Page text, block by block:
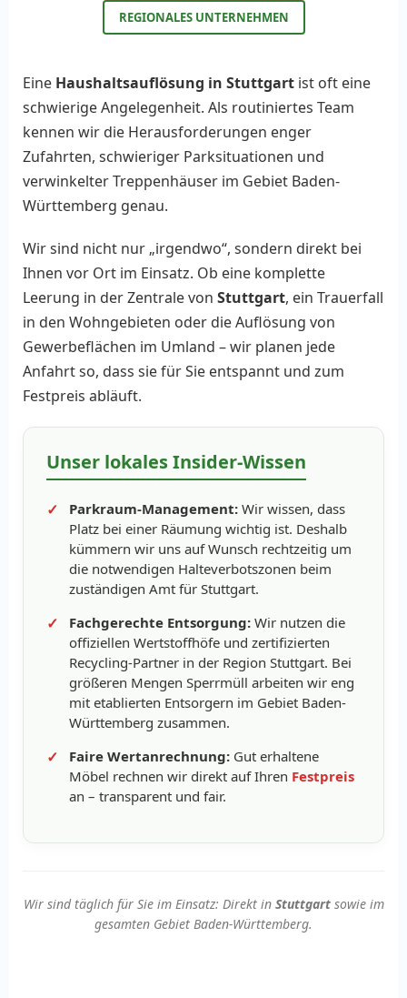
REGIONALES UNTERNEHMEN
Eine Haushaltsauflösung in Stuttgart ist oft eine
schwierige Angelegenheit. Als routiniertes Team
kennen wir die Herausforderungen enger
Zufahrten, schwieriger Parksituationen und
verwinkelter Treppenhäuser im Gebiet Baden-
Württemberg genau.
Wir sind nicht nur „irgendwo“, sondern direkt bei
Ihnen vor Ort im Einsatz. Ob eine komplette
Leerung in der Zentrale von Stuttgart, ein Trauerfall
in den Wohngebieten oder die Auflösung von
Gewerbeflächen im Umland – wir planen jede
Anfahrt so, dass sie für Sie entspannt und zum
Festpreis abläuft.
Unser lokales Insider-Wissen
Parkraum-Management: Wir wissen, dass
Platz bei einer Räumung wichtig ist. Deshalb
kümmern wir uns auf Wunsch rechtzeitig um
die notwendigen Halteverbotszonen beim
zuständigen Amt für Stuttgart.
Fachgerechte Entsorgung: Wir nutzen die
offiziellen Wertstoffhöfe und zertifizierten
Recycling-Partner in der Region Stuttgart. Bei
größeren Mengen Sperrmüll arbeiten wir eng
mit etablierten Entsorgern im Gebiet Baden-
Württemberg zusammen.
Faire Wertanrechnung: Gut erhaltene
Möbel rechnen wir direkt auf Ihren Festpreis
an – transparent und fair.
Wir sind täglich für Sie im Einsatz: Direkt in Stuttgartsowie im
gesamten Gebiet Baden-Württemberg.